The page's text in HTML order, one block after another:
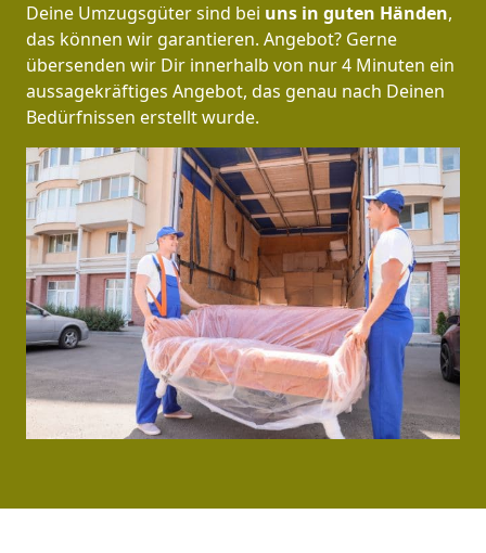
Deine Umzugsgüter sind bei uns in guten Händen,
das können wir garantieren. Angebot? Gerne
übersenden wir Dir innerhalb von nur 4 Minuten ein
aussagekräftiges Angebot, das genau nach Deinen
Bedürfnissen erstellt wurde.